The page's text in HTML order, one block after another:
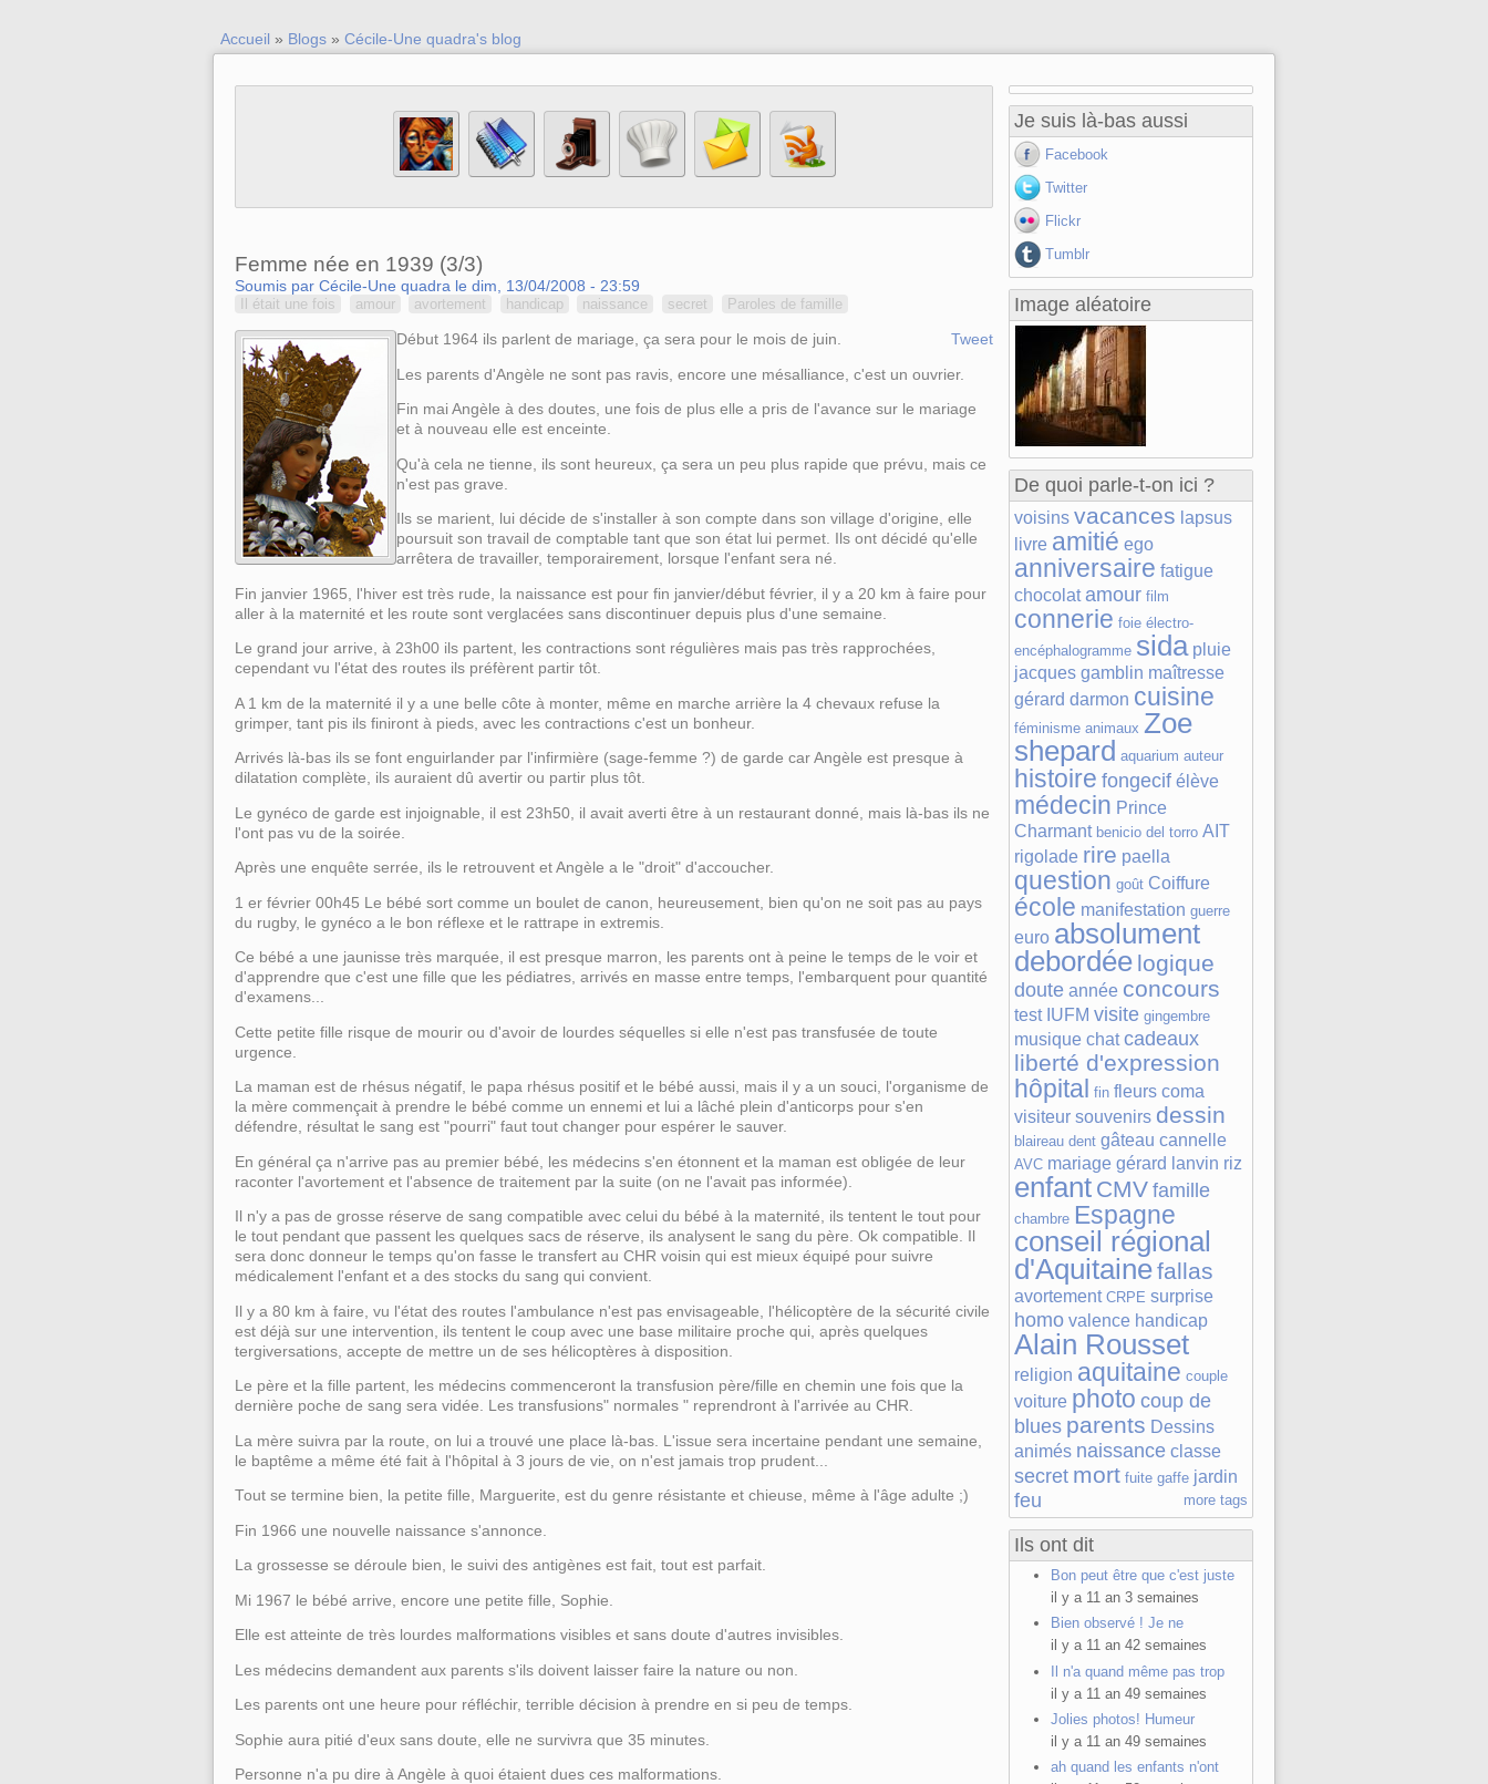
Accueil » Blogs » Cécile-Une quadra's blog
Femme née en 1939 (3/3)
Soumis par Cécile-Une quadra le dim, 13/04/2008 - 23:59
Il était une fois amour avortement handicap naissance secret Paroles de famille
Tweet
Début 1964 ils parlent de mariage, ça sera pour le mois de juin.
Les parents d'Angèle ne sont pas ravis, encore une mésalliance, c'est un ouvrier.
Fin mai Angèle à des doutes, une fois de plus elle a pris de l'avance sur le mariage
et à nouveau elle est enceinte.
Qu'à cela ne tienne, ils sont heureux, ça sera un peu plus rapide que prévu, mais ce
n'est pas grave.
Ils se marient, lui décide de s'installer à son compte dans son village d'origine, elle
poursuit son travail de comptable tant que son état lui permet. Ils ont décidé qu'elle
arrêtera de travailler, temporairement, lorsque l'enfant sera né.
Fin janvier 1965, l'hiver est très rude, la naissance est pour fin janvier/début février, il y a 20 km à faire pour
aller à la maternité et les route sont verglacées sans discontinuer depuis plus d'une semaine.
Le grand jour arrive, à 23h00 ils partent, les contractions sont régulières mais pas très rapprochées,
cependant vu l'état des routes ils préfèrent partir tôt.
A 1 km de la maternité il y a une belle côte à monter, même en marche arrière la 4 chevaux refuse la
grimper, tant pis ils finiront à pieds, avec les contractions c'est un bonheur.
Arrivés là-bas ils se font enguirlander par l'infirmière (sage-femme ?) de garde car Angèle est presque à
dilatation complète, ils auraient dû avertir ou partir plus tôt.
Le gynéco de garde est injoignable, il est 23h50, il avait averti être à un restaurant donné, mais là-bas ils ne
l'ont pas vu de la soirée.
Après une enquête serrée, ils le retrouvent et Angèle a le "droit" d'accoucher.
1 er février 00h45 Le bébé sort comme un boulet de canon, heureusement, bien qu'on ne soit pas au pays
du rugby, le gynéco a le bon réflexe et le rattrape in extremis.
Ce bébé a une jaunisse très marquée, il est presque marron, les parents ont à peine le temps de le voir et
d'apprendre que c'est une fille que les pédiatres, arrivés en masse entre temps, l'embarquent pour quantité
d'examens...
Cette petite fille risque de mourir ou d'avoir de lourdes séquelles si elle n'est pas transfusée de toute
urgence.
La maman est de rhésus négatif, le papa rhésus positif et le bébé aussi, mais il y a un souci, l'organisme de
la mère commençait à prendre le bébé comme un ennemi et lui a lâché plein d'anticorps pour s'en
défendre, résultat le sang est "pourri" faut tout changer pour espérer le sauver.
En général ça n'arrive pas au premier bébé, les médecins s'en étonnent et la maman est obligée de leur
raconter l'avortement et l'absence de traitement par la suite (on ne l'avait pas informée).
Il n'y a pas de grosse réserve de sang compatible avec celui du bébé à la maternité, ils tentent le tout pour
le tout pendant que passent les quelques sacs de réserve, ils analysent le sang du père. Ok compatible. Il
sera donc donneur le temps qu'on fasse le transfert au CHR voisin qui est mieux équipé pour suivre
médicalement l'enfant et a des stocks du sang qui convient.
Il y a 80 km à faire, vu l'état des routes l'ambulance n'est pas envisageable, l'hélicoptère de la sécurité civile
est déjà sur une intervention, ils tentent le coup avec une base militaire proche qui, après quelques
tergiversations, accepte de mettre un de ses hélicoptères à disposition.
Le père et la fille partent, les médecins commenceront la transfusion père/fille en chemin une fois que la
dernière poche de sang sera vidée. Les transfusions" normales " reprendront à l'arrivée au CHR.
La mère suivra par la route, on lui a trouvé une place là-bas. L'issue sera incertaine pendant une semaine,
le baptême a même été fait à l'hôpital à 3 jours de vie, on n'est jamais trop prudent...
Tout se termine bien, la petite fille, Marguerite, est du genre résistante et chieuse, même à l'âge adulte ;)
Fin 1966 une nouvelle naissance s'annonce.
La grossesse se déroule bien, le suivi des antigènes est fait, tout est parfait.
Mi 1967 le bébé arrive, encore une petite fille, Sophie.
Elle est atteinte de très lourdes malformations visibles et sans doute d'autres invisibles.
Les médecins demandent aux parents s'ils doivent laisser faire la nature ou non.
Les parents ont une heure pour réfléchir, terrible décision à prendre en si peu de temps.
Sophie aura pitié d'eux sans doute, elle ne survivra que 35 minutes.
Personne n'a pu dire à Angèle à quoi étaient dues ces malformations.
Je suis là-bas aussi
Facebook
Twitter
Flickr
Tumblr
Image aléatoire
De quoi parle-t-on ici ?
voisins vacances lapsus
livre amitié ego
anniversaire fatigue
chocolat amour film
connerie foie électro-
encéphalogramme sida pluie
jacques gamblin maîtresse
gérard darmon cuisine
féminisme animaux Zoe
shepard aquarium auteur
histoire fongecif élève
médecin Prince
Charmant benicio del torro AIT
rigolade rire paella
question goût Coiffure
école manifestation guerre
euro absolument
debordée logique
doute année concours
test IUFM visite gingembre
musique chat cadeaux
liberté d'expression
hôpital fin fleurs coma
visiteur souvenirs dessin
blaireau dent gâteau cannelle
AVC mariage gérard lanvin riz
enfant CMV famille
chambre Espagne
conseil régional
d'Aquitainefallas
avortement CRPE surprise
homo valence handicap
Alain Rousset
religion aquitaine couple
voiture photo coup de
blues parents Dessins
animés naissance classe
secret mort fuite gaffe jardin
feu more tags
Ils ont dit
Bon peut être que c'est juste
il y a 11 an 3 semaines
Bien observé ! Je ne
il y a 11 an 42 semaines
Il n'a quand même pas trop
il y a 11 an 49 semaines
Jolies photos! Humeur
il y a 11 an 49 semaines
ah quand les enfants n'ont